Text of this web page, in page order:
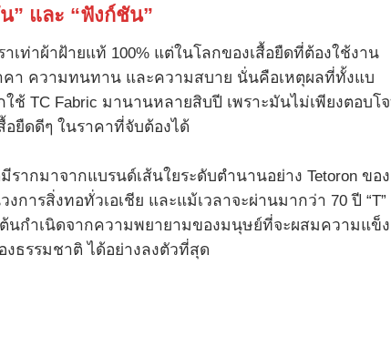
” และ “ฟังก์ชัน”
ท่าผ้าฝ้ายแท้ 100% แต่ในโลกของเสื้อยืดที่ต้องใช้งาน
า ความทนทาน และความสบาย นั่นคือเหตุผลที่ทั้งแบ
ช้ TC Fabric มานานหลายสิบปี เพราะมันไม่เพียงตอบโ
ยืดดีๆ ในราคาที่จับต้องได้
ากมาจากแบรนด์เส้นใยระดับตำนานอย่าง Tetoron ของ
ารสิ่งทอทั่วเอเชีย และแม้เวลาจะผ่านมากว่า 70 ปี “T”
นกำเนิดจากความพยายามของมนุษย์ที่จะผสมความแข็ง
ธรรมชาติ ได้อย่างลงตัวที่สุด